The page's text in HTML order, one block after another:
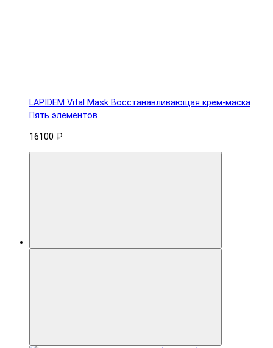
LAPIDEM Vital Mask Восстанавливающая крем-маска
Пять элементов
16100 ₽